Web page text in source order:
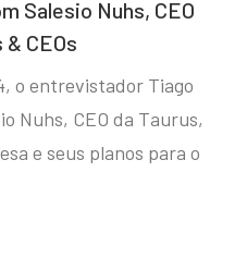
Salesio Nuhs, CEO
CEOs
o entrevistador Tiago
Nuhs, CEO da Taurus,
e seus planos para o